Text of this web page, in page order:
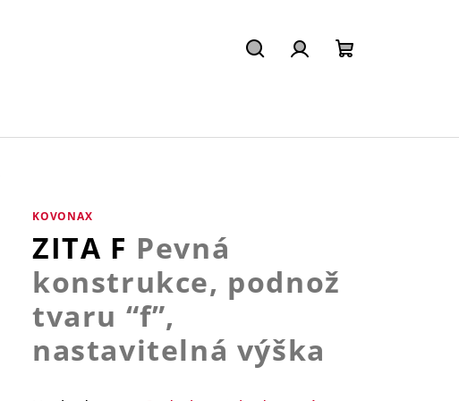
KOVONAX
ZITA F Pevná
konstrukce, podnož
tvaru “f”,
nastavitelná výška